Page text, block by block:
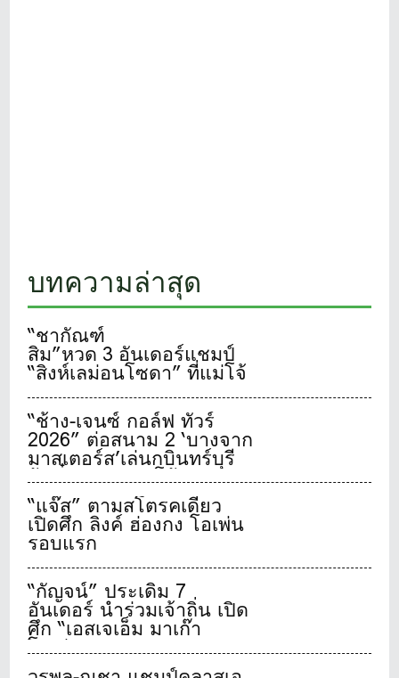
บทความล่าสุด
“ชากัณฑ์
สิม”หวด 3 อันเดอร์แชมป์
“สิงห์เลม่อนโซดา” ที่แม่โจ้
“ช้าง-เจนซ์ กอล์ฟ ทัวร์
2026” ต่อสนาม 2 ‘บางจาก
มาสเตอร์ส’เล่นกบินทร์บุรี
ลุ้นตั๋วล่าฝัน พบโค้ชระดับ
โลกที่สหรัฐฯ มูลค่ากว่า 1
ล้านบาท
“แจ๊ส” ตามสโตรคเดียว
เปิดศึก ลิงค์ ฮ่องกง โอเพ่น
รอบแรก
“กัญจน์” ประเดิม 7
อันเดอร์ นำร่วมเจ้าถิ่น เปิด
ศึก “เอสเจเอ็ม มาเก๊า
โอเพ่น” รอบแรก